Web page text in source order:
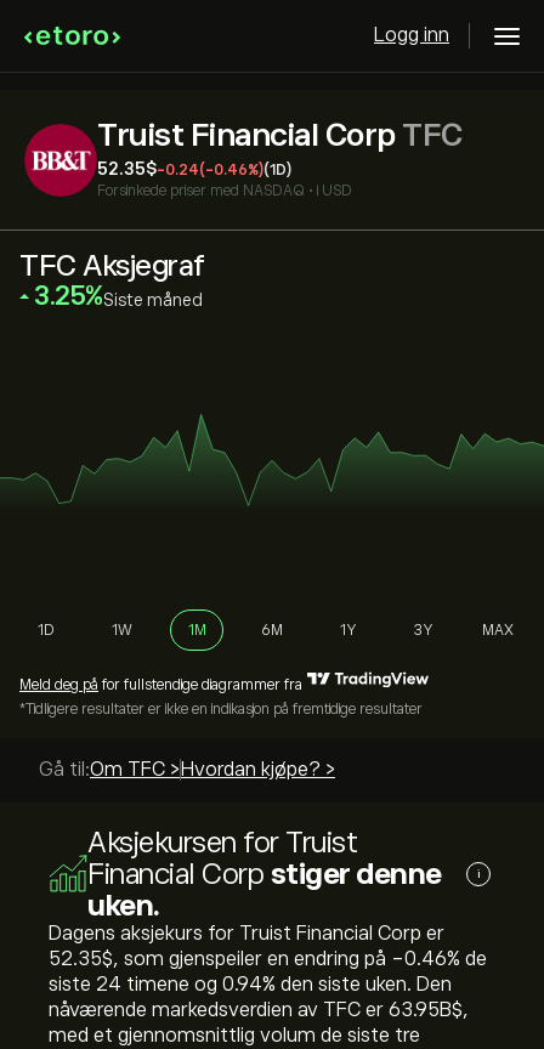
Logg inn
Truist Financial Corp TFC
52.35‎$‎-0.24(-0.46%)(1D)
Forsinkede priser med NASDAQ • i USD
TFC Aksjegraf
‎3.25‎ Siste måned
1D 1W 1M 6M 1Y 3Y MAX
Meld deg på for fullstendige diagrammer fra
*Tidligere resultater er ikke en indikasjon på fremtidige resultater
Gå til:Om TFC > Hvordan kjøpe? >
Aksjekursen for Truist
Financial Corp stiger denne
uken.
i
Dagens aksjekurs for Truist Financial Corp er
52.35‎$‎, som gjenspeiler en endring på ‎-0.46‎% de
siste 24 timene og ‎0.94‎% den siste uken. Den
nåværende markedsverdien av TFC er 63.95B‎$‎,
med et gjennomsnittlig volum de siste tre